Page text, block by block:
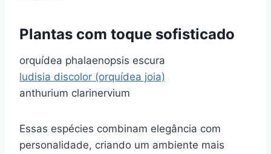
Plantas com toque sofisticado
orquídea phalaenopsis escura
ludisia discolor (orquídea joia)
anthurium clarinervium
Essas espécies combinam elegância com
personalidade, criando um ambiente mais